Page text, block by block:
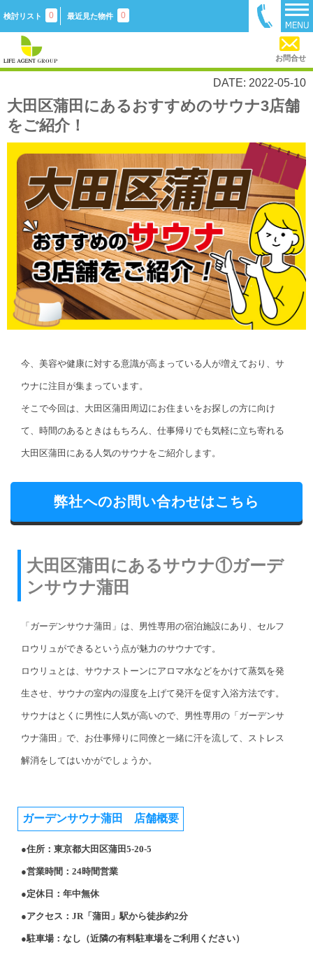
検討リスト 0 最近見た物件 0
お問合せ
DATE: 2022-05-10
大田区蒲田にあるおすすめのサウナ3店舗
をご紹介！
今、美容や健康に対する意識が高まっている人が増えており、サ
ウナに注目が集まっています。
そこで今回は、 大田区蒲田周辺にお住まいをお探しの方に向け
て、 時間のあるときはもちろん、仕事帰りでも気軽に立ち寄れる
大田区蒲田にある人気のサウナをご紹介します。
弊社へのお問い合わせはこちら
大田区蒲田にあるサウナ①ガーデ
ンサウナ蒲田
「ガーデンサウナ蒲田」は、男性専用の宿泊施設にあり、セルフ
ロウリュができるという点が魅力のサウナです。
ロウリュとは、サウナストーンにアロマ水などをかけて蒸気を発
生させ、サウナの室内の湿度を上げて発汗を促す入浴方法です。
サウナはとくに男性に人気が高いので、男性専用の「ガーデンサ
ウナ蒲田」で、お仕事帰りに同僚と一緒に汗を流して、ストレス
解消をしてはいかがでしょうか。
ガーデンサウナ蒲田 店舗概要
●住所：東京都大田区蒲田5-20-5
●営業時間：24時間営業
●定休日：年中無休
●アクセス：JR「蒲田」駅から徒歩約2分
●駐車場：なし（近隣の有料駐車場をご利用ください）